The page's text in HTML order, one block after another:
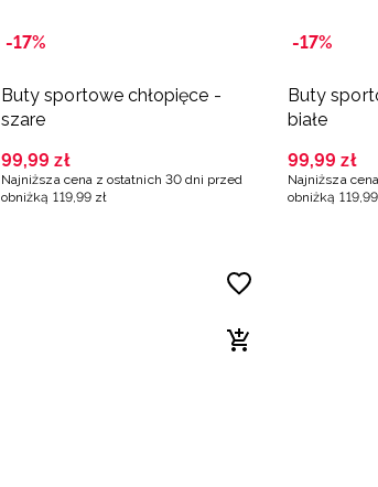
-17%
Buty sportowe chłopięce -
szare
99,99 zł
Najniższa cena z ostatnich 30 dni przed
obniżką 119,99 zł
-17%
Buty
białe
99,99 zł
Najniższa
obniżką 119,99